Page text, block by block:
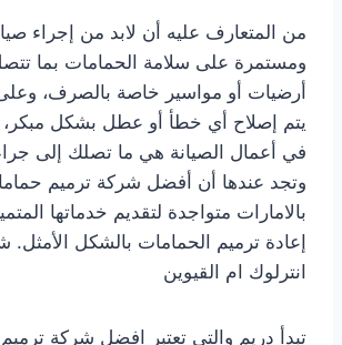
من المتعارف عليه أن لابد من إجراء
ومستمرة على سلامة الحمامات بما
أرضيات أو مواسير خاصة بالصرف،
يتم إصلاح أي خطأ أو عطل بشكل مبكر،
في أعمال الصيانة هي ما تصلك إلى
وتجد عندها أن أفضل شركة ترميم
بالامارات متواجدة لتقديم خدماتها
إعادة ترميم الحمامات بالشكل
انترلوك ام القيوين
تبدأ دريم والتي تعتبر افضل شركة